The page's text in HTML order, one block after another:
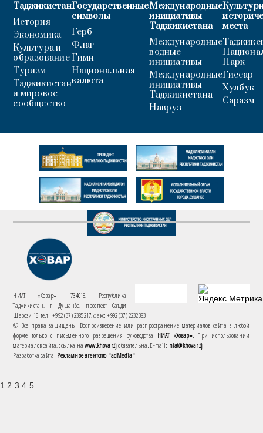
Таджикистан
История
Экономика
Культура и
образование
Туризм
Таджикистан
и мировое
сообщество
Государственные
символы
Герб
Флаг
Гимн
Национальная
валюта
Международные
инициативы
Таджикистана
Международные
водные
инициативы
Международные
инициативы
Таджикистана
Навруз
места
Парк
Гиссар
Хулбук
Саразм
НИАТ «Ховар»: 734018, Республика
Таджикистан, г. Душанбе, проспект Саъди
Шерози 16. тел.: +992 (37) 2385217, факс: +992 (37) 2232383
© Все права защищены. Воспроизведение или распространение материалов сайта в любой
форме только с письменного разрешения руководства НИАТ «Ховар». При использовании
материалов сайта, ссылка наwww.khovar.tjобязательна. E-mail: niat@khovar.tj
Разработка сайта: Рекламное агентство "adMedia"
1 2 3 4 5